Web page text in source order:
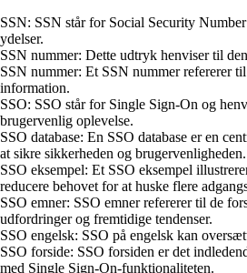
SSN: SSN står for Social Security
ydelser.
SSN nummer: Dette udtryk henviser til
SSN nummer: Et SSN nummer refererer
information.
SSO: SSO står for Single Sign-On og
brugervenlig oplevelse.
SSO database: En SSO database er en
at sikre sikkerheden og brugervenligheden.
SSO eksempel: Et SSO eksempel
reducere behovet for at huske flere
SSO emner: SSO emner refererer til de
udfordringer og fremtidige tendenser.
SSO engelsk: SSO på engelsk kan
SSO forside: SSO forsiden er det
med Single Sign-On-funktionaliteten.